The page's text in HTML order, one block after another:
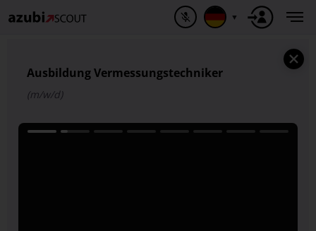
▼
Ausbildung Vermessungstechniker
(m/w/d)